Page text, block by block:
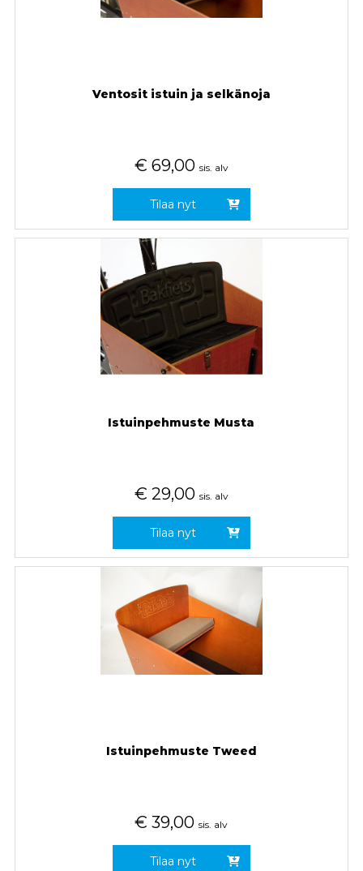
Ventosit istuin ja selkänoja
€ 69,00 sis. alv
Tilaa nyt
Istuinpehmuste Musta
€ 29,00 sis. alv
Tilaa nyt
Istuinpehmuste Tweed
€ 39,00 sis. alv
Tilaa nyt